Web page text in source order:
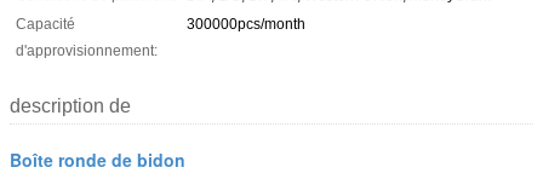
Capacité
d'approvisionnement:
300000pcs/month
description de
Boîte ronde de bidon